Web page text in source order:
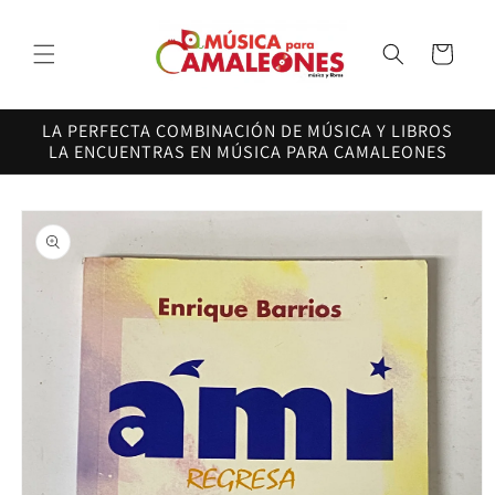
al contenido
Carrito
LA PERFECTA COMBINACIÓN DE MÚSICA Y LIBROS
LA ENCUENTRAS EN MÚSICA PARA CAMALEONES
directamente
a la
información
del producto